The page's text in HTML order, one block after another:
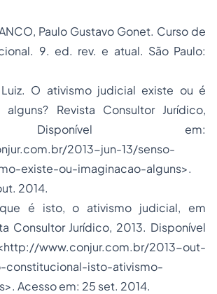
Paulo Gustavo Gonet. Curso de
9. ed. rev. e atual. São Paulo:
Luiz. O ativismo judicial existe ou é
Revista Consultor Jurídico,
em:
2013-jun-13/senso-
existe-ou-imaginacao-alguns>.
2014.
que é isto, o ativismo judicial, em
Consultor Jurídico, 2013. Disponível
2013-out-
constitucional-isto-ativismo-
Acesso em: 25 set. 2014.